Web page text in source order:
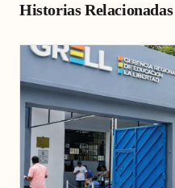
Historias Relacionadas